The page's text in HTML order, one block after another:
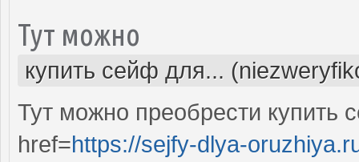
Тут можно
купить сейф для...
Тут можно преобрести купить
href=https://sejfy-dlya-